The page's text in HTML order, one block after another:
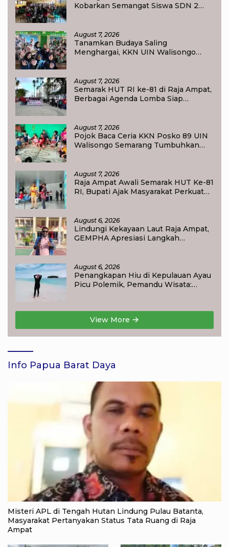
Kobarkan Semangat Siswa SDN 2
August 7, 2026
Tanamkan Budaya Saling
Menghargai, KKN UIN Walisongo
August 7, 2026
Semarak HUT RI ke-81 di Raja Ampat,
Berbagai Agenda Lomba Siap
August 7, 2026
Pojok Baca Ceria KKN Posko 89 UIN
Walisongo Semarang Tumbuhkan
August 7, 2026
Raja Ampat Awali Semarak HUT Ke-81
RI, Bupati Ajak Masyarakat Perkuat
August 6, 2026
Lindungi Kekayaan Laut Raja Ampat,
GEMPHA Apresiasi Langkah
August 6, 2026
Penangkapan Hiu di Kepulauan Ayau
Picu Polemik, Pemandu Wisata:
View More
Info Papua Barat Daya
Misteri APL di Tengah Hutan Lindung Pulau Batanta,
Masyarakat Pertanyakan Status Tata Ruang di Raja
Ampat